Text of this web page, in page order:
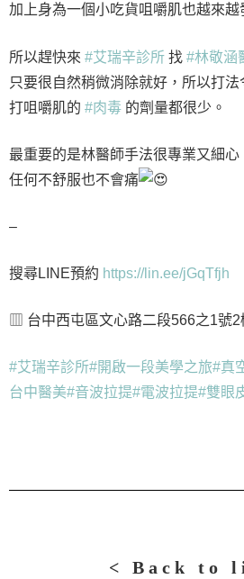
加上身為一個小吃貨咀嚼肌也越來越
所以趕快來 #艾瑞辛診所 找 #林敬涵
只要很自然稍微消除就好，所以打法
打咀嚼肌的 #肉毒 的劑量都很少。
最重要的是林醫師手法很專業又細
任何不舒服也不會痛
–
搜尋LINE預約 https://lin.ee/jGqTfjh
▥ 台中西屯區文心路二段566之1號2
#艾瑞辛診所#開啟一段美學之旅#真
台中醫美#音波拉提#電波拉提#雙眼
< Back to